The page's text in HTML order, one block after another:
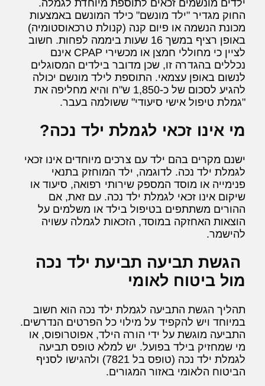
ילדים מונשמים זכאים לתוספת מיוחדת לגמלה.
החוק מגדיר "ילד מונשם" כילד המונשם באמצעות
מכונת הנשמה או פיום קנה (קנולת טרכאוסטומיה)
באופן רציף במשך 16 שעות ביממה לפחות. חשוב
לציין כי מחוללי חמצן או מכשירי CPAP אינם
נכללים בהגדרה זו, שכן מדובר בילדים המסוגלים
לנשום באופן עצמאי. התוספת לילד מונשם יכולה
להגיע לסכום של כ-1,850 ש"ח והיא מחליפה את
"גמלת טיפול אישי סיעודי" ששולמה בעבר.
מי אינו זכאי לגמלת ילד נכה?
ישנם מקרים בהם ילד עם צרכים מיוחדים אינו זכאי
לגמלת ילד נכה. לדוגמה, ילד המוחזק בתנאי
פנימייה או מוסד המספק שירותי רפואה, סיעוד או
שיקום אינו זכאי לגמלת ילד נכה. עם זאת, אם
ההורים משתתפים בטיפול בילד או משלמים על
הוצאות האחזקה במוסד, הזכאות לגמלה עשויה
להישמר.
הגשת תביעה תביעת ילד נכה
מול ביטוח לאומי
תהליך הגשת התביעה לגמלת ילד נכה הוא חשוב
במיוחד ויש להקפיד על מילוי כל הפרטים הנדרשים.
התביעה מוגשת על ידי הורה הילד, אפוטרופוס, או
מי שמחזיק בילד בפועל. יש למלא טופס תביעה
לגמלת ילד נכה (טופס בל 7821) ולהגישו לסניף
הביטוח הלאומי באזור המגורים.